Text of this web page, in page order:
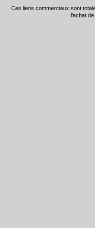
Ces liens commerciaux sont
l'achat de